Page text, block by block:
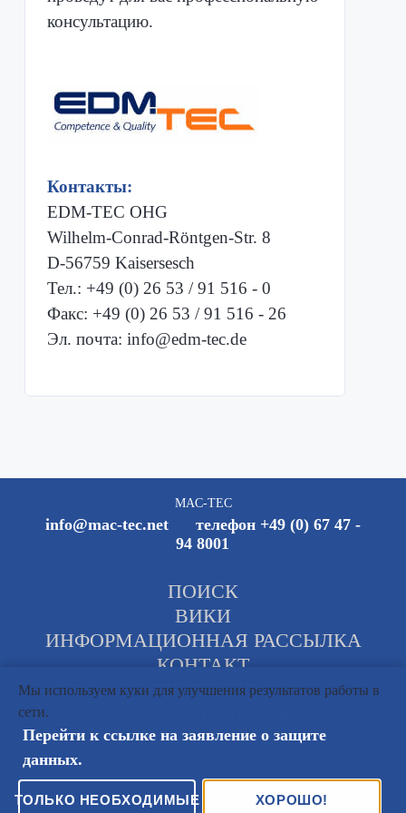
консультацию.
Контакты:
EDM-TEC OHG
Wilhelm-Conrad-Röntgen-Str. 8
D-56759 Kaisersesch
Тел.: +49 (0) 26 53 / 91 516 - 0
Факс: +49 (0) 26 53 / 91 516 - 26
Эл. почта: info@edm-tec.de
MAC-TEC
info@mac-tec.net телефон +49 (0) 67 47 -
94 8001
ПОИСК
ВИКИ
ИНФОРМАЦИОННАЯ РАССЫЛКА
КОНТАКТ
ИМПРЕССУМ
ЗАЩИТА ДАННЫХ
Мы используем куки для улучшения результатов работы в
сети.
Перейти к ссылке на заявление о защите
данных.
ТОЛЬКО НЕОБХОДИМЫЕ ХОРОШО!